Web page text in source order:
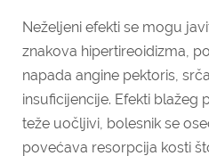
Neželjeni efekti se mogu
znakova hipertireoidizma,
napada angine pektoris,
insuficijencije. Efekti blažeg
teže uočljivi, bolesnik se
povećava resorpcija kosti